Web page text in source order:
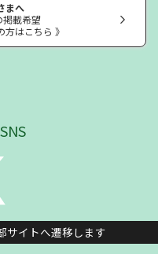
まへ
掲載希望
はこちら 》
サイトへ遷移します